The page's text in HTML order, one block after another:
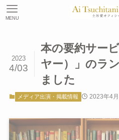
MENU
本の要約サー
ヤー）」のラ
ました
2023
4/03
メディア出演・掲載情報 2023年4月